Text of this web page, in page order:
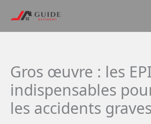
contenu
Gros œuvre : les EPI
indispensables
les accidents graves